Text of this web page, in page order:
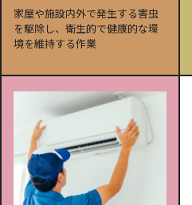
家屋や施設内外で発生する害虫
を駆除し、衛生的で健康的な環
境を維持する作業